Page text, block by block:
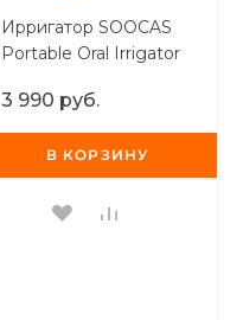
Ирригатор SOOCAS
Portable Oral Irrigator
3 990 руб.
В КОРЗИНУ